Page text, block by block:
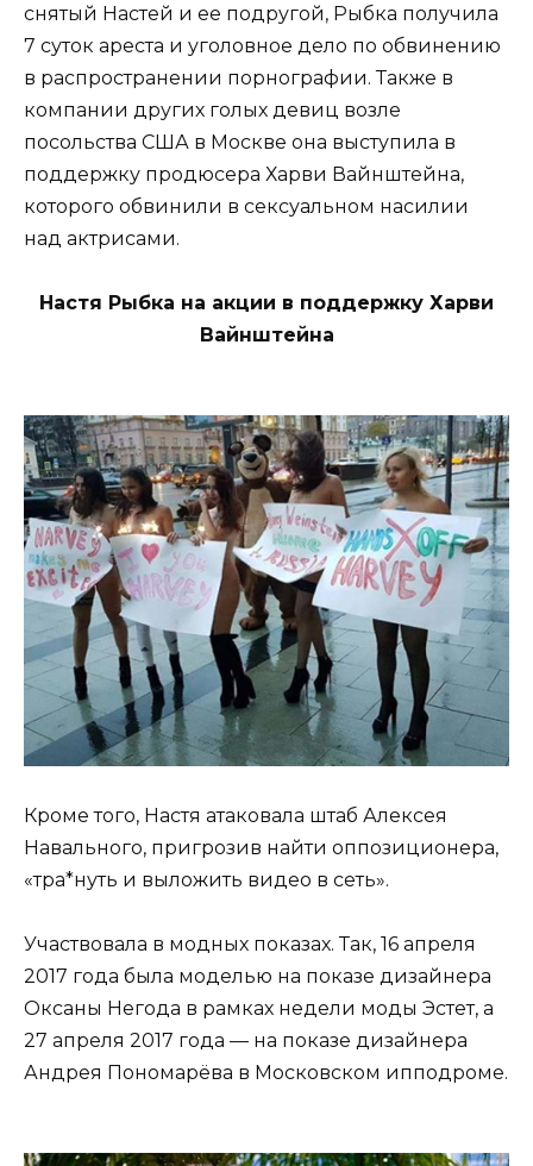
снятый Настей и ее подругой, Рыбка получила
7 суток ареста и уголовное дело по обвинению
в распространении порнографии. Также в
компании других голых девиц возле
посольства США в Москве она выступила в
поддержку продюсера Харви Вайнштейна,
которого обвинили в сексуальном насилии
над актрисами.
Настя Рыбка на акции в поддержку Харви
Вайнштейна
Кроме того, Настя атаковала штаб Алексея
Навального, пригрозив найти оппозиционера,
«тра*нуть и выложить видео в сеть».
Участвовала в модных показах. Так, 16 апреля
2017 года была моделью на показе дизайнера
Оксаны Негода в рамках недели моды Эстет, а
27 апреля 2017 года — на показе дизайнера
Андрея Пономарёва в Московском ипподроме.